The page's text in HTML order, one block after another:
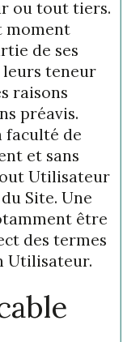
ou tout tiers.
moment
de ses
leurs teneur
raisons
préavis.
faculté de
et sans
Utilisateur
Site. Une
être
des termes
Utilisateur.